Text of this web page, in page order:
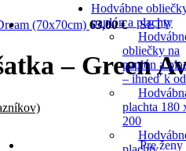
SETY
Pre ženy
Hodvábne
paplón a plachty
obliečky na
paplón a
– ihneď k
plachta 180
200
(70x70cm) 63,00€
– Green